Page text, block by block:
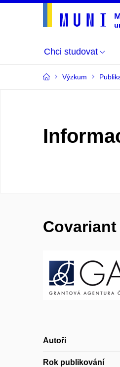
Chci studovat
Výzkum
Autoři
Rok publikování